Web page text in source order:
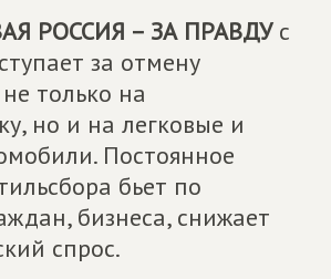
РОССИЯ – ЗА ПРАВДУс
за отмену
только на
но и на легковые и
Постоянное
бьет по
бизнеса, снижает
спрос.